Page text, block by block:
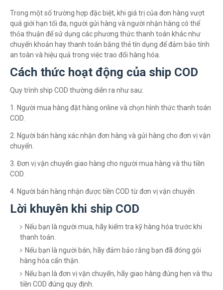
Trong một số trường hợp đặc biệt, khi giá trị của đơn hàng vượt
quá giới hạn tối đa, người gửi hàng và người nhận hàng có thể
thỏa thuận để sử dụng các phương thức thanh toán khác như
chuyển khoản hay thanh toán bằng thẻ tín dụng để đảm bảo tính
an toàn và hiệu quả trong việc trao đổi hàng hóa.
Cách thức hoạt động của ship COD
Quy trình ship COD thường diễn ra như sau:
1. Người mua hàng đặt hàng online và chọn hình thức thanh toán
COD.
2. Người bán hàng xác nhận đơn hàng và gửi hàng cho đơn vị vận
chuyển.
3. Đơn vị vận chuyển giao hàng cho người mua hàng và thu tiền
COD.
4. Người bán hàng nhận được tiền COD từ đơn vị vận chuyển.
Lời khuyên khi ship COD
Nếu bạn là người mua, hãy kiểm tra kỹ hàng hóa trước khi
thanh toán.
Nếu bạn là người bán, hãy đảm bảo rằng bạn đã đóng gói
hàng hóa cẩn thận.
Nếu bạn là đơn vị vận chuyển, hãy giao hàng đúng hẹn và thu
tiền COD đúng quy định.